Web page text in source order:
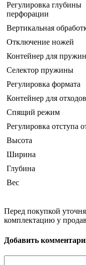
Регулировка глубины
перфорации
Вертикальная
Отключение ножей
Контейнер для пружин
Селектор пружины
Регулировка формата
Контейнер для отходов
Спящий режим
Регулировка отступа
Высота
Ширина
Глубина
Вес
Перед покупкой
комплектацию у
Добавить